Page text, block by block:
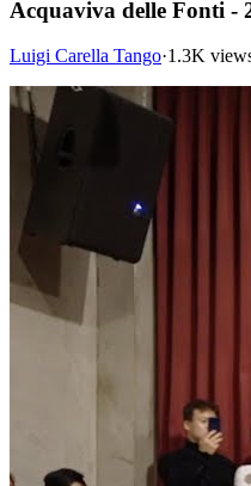
Acquaviva delle Fonti -
Luigi Carella Tango·1.3K